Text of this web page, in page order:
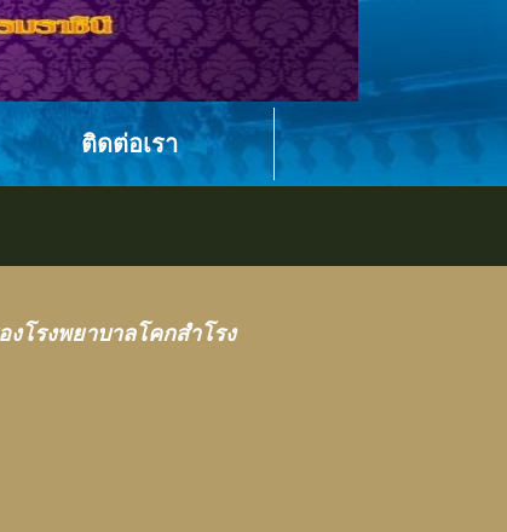
ติดต่อเรา
โรงพยาบาลโคกสำโรง